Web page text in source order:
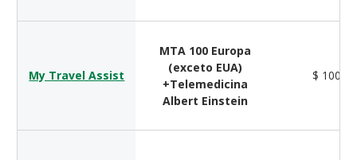
My Travel Assist
MTA 100 Europa
(exceto EUA)
+Telemedicina
Albert Einstein
$